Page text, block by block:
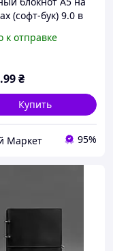
(софт-бук) 9.0 в
D7-2026
к отправке
.99₴
Купить
Маркет 95%